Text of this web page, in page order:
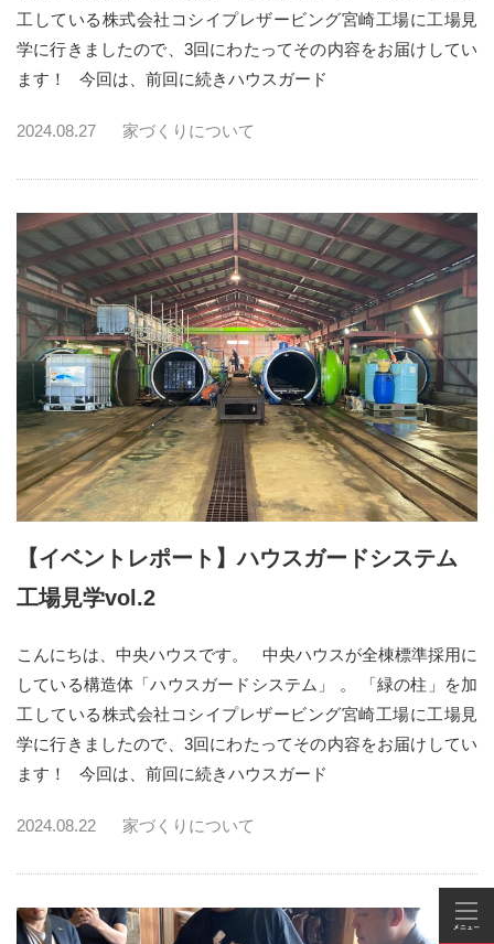
工している株式会社コシイプレザービング宮崎工場に工場見
学に行きましたので、3回にわたってその内容をお届けしてい
ます！ 今回は、前回に続きハウスガード
2024.08.27 家づくりについて
【イベントレポート】ハウスガードシステム
工場見学vol.2
こんにちは、中央ハウスです。 中央ハウスが全棟標準採用に
している構造体「ハウスガードシステム」 。 「緑の柱」を加
工している株式会社コシイプレザービング宮崎工場に工場見
学に行きましたので、3回にわたってその内容をお届けしてい
ます！ 今回は、前回に続きハウスガード
2024.08.22 家づくりについて